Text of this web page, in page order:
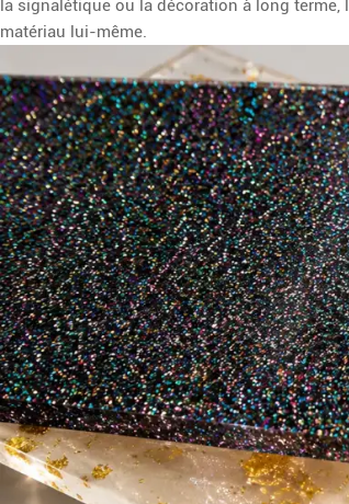
la signalétique ou la décoration à long
matériau lui-même.